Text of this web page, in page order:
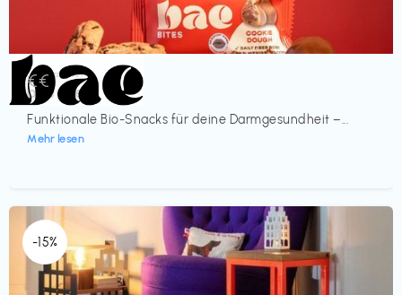
Lebensmittel
bae Treat
Funktionale Bio-Snacks für deine Darmgesundheit –...
Mehr lesen
€€‎
-15%